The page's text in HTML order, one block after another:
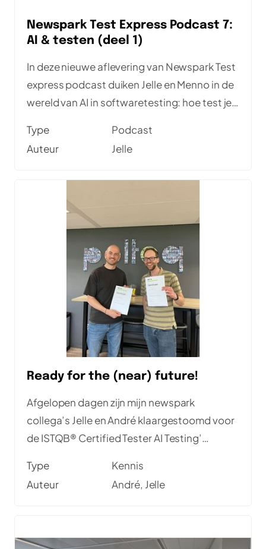
Newspark Test Express Podcast 7:
AI & testen (deel 1)
In deze nieuwe aflevering van Newspark Test
express podcast duiken Jelle en Menno in de
wereld van AI in softwaretesting: hoe test je
test je de AI-tools zelf? Luister en ontdek de
1e inzichten uit deze serie
Type
Podcast
Auteur
Jelle
Ready for the (near) future!
Afgelopen dagen zijn mijn newspark
collega’s Jelle en André klaargestoomd voor
de ISTQB® Certified Tester AI Testing’
Type
Kennis
Auteur
André, Jelle